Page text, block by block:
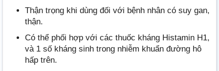
Thận trọng khi dùng đối với bệnh nhân có suy gan,
thận.
Có thể phối hợp với các thuốc kháng Histamin H1,
và 1 số kháng sinh trong nhiễm khuẩn đường hô
hấp trên.